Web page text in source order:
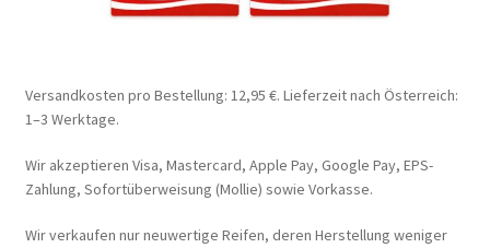
Versandkosten pro Bestellung: 12,95 €. Lieferzeit nach Österreich:
1–3 Werktage.
Wir akzeptieren Visa, Mastercard, Apple Pay, Google Pay, EPS-
Zahlung, Sofortüberweisung (Mollie) sowie Vorkasse.
Wir verkaufen nur neuwertige Reifen, deren Herstellung weniger